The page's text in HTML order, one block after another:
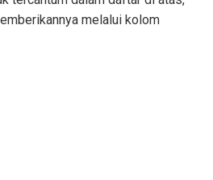
melalui kolom